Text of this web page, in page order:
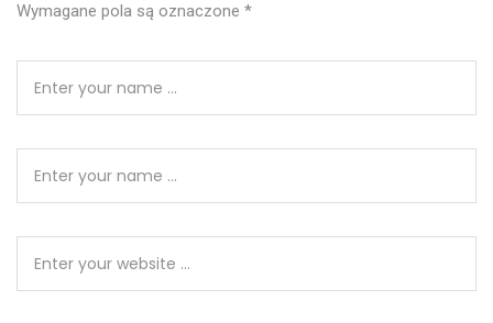
Wymagane pola są oznaczone *